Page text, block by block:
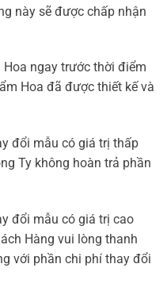
này sẽ được chấp nhận
ngay trước thời điểm
Hoa đã được thiết kế và
đổi mẫu có giá trị thấp
Ty không hoàn trả phần
đổi mẫu có giá trị cao
Hàng vui lòng thanh
với phần chi phí thay đổi